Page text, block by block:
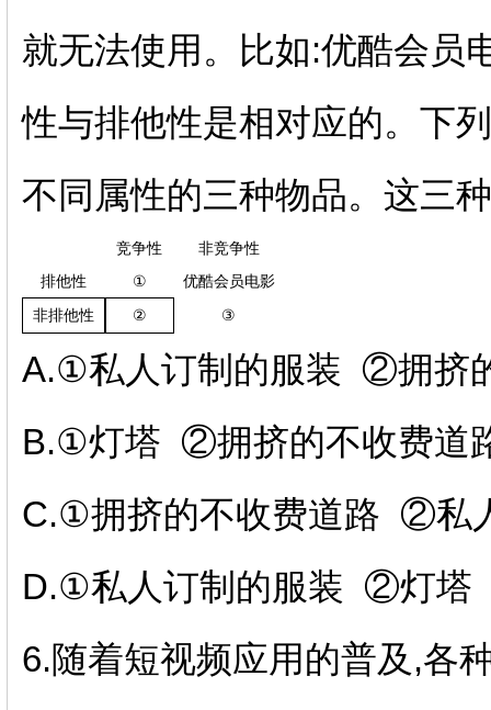
就无法使用。比如:优酷会员
性与排他性是相对应的。下
不同属性的三种物品。这三
竞争性
非竞争性
排他性
① 优酷会员电影
非排他性 ② ③
A.①私人订制的服装 ②拥挤
B.①灯塔 ②拥挤的不收费道
C.①拥挤的不收费道路 ②私
D.①私人订制的服装 ②灯塔
6.随着短视频应用的普及 ,各